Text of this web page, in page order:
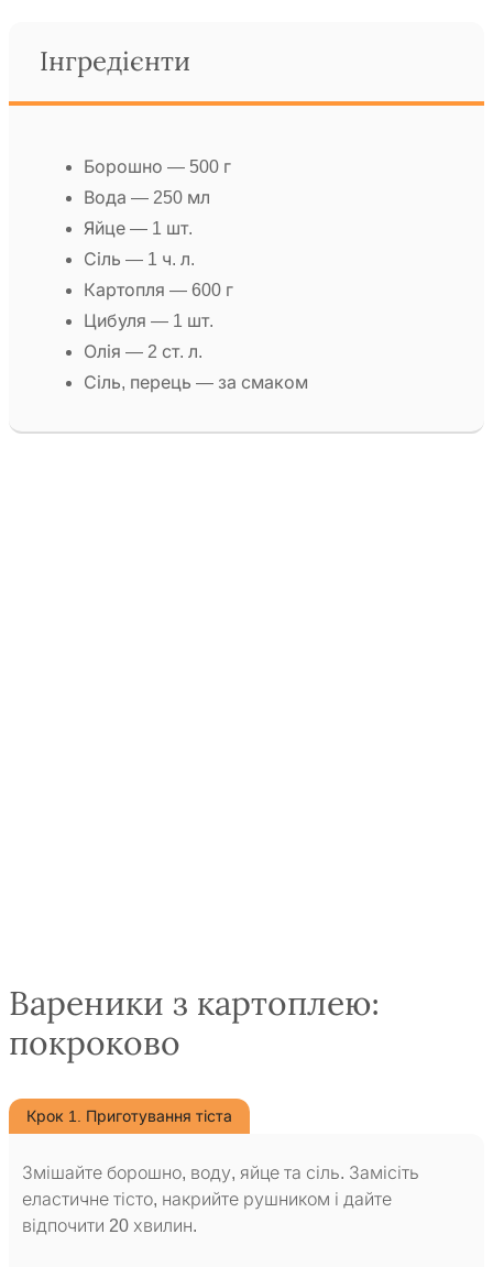
Інгредієнти
Борошно — 500 г
Вода — 250 мл
Яйце — 1 шт.
Сіль — 1 ч. л.
Картопля — 600 г
Цибуля — 1 шт.
Олія — 2 ст. л.
Сіль, перець — за смаком
Вареники з картоплею:
покроково
Крок 1. Приготування тіста
Змішайте борошно, воду, яйце та сіль. Замісіть
еластичне тісто, накрийте рушником і дайте
відпочити 20 хвилин.